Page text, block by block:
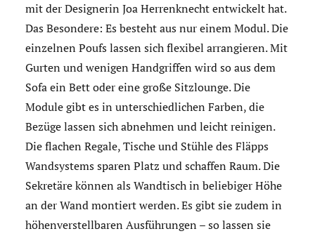
mit der Designerin Joa Herrenknecht entwickelt hat.
Das Besondere: Es besteht aus nur einem Modul. Die
einzelnen Poufs lassen sich flexibel arrangieren. Mit
Gurten und wenigen Handgriffen wird so aus dem
Sofa ein Bett oder eine große Sitzlounge. Die
Module gibt es in unterschiedlichen Farben, die
Bezüge lassen sich abnehmen und leicht reinigen.
Die flachen Regale, Tische und Stühle des Fläpps
Wandsystems sparen Platz und schaffen Raum. Die
Sekretäre können als Wandtisch in beliebiger Höhe
an der Wand montiert werden. Es gibt sie zudem in
höhenverstellbaren Ausführungen – so lassen sie